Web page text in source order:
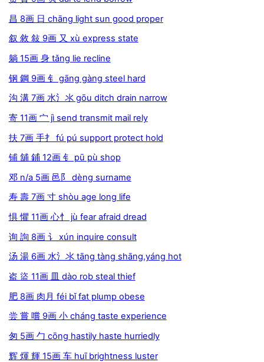
昌 8画 日 chāng light sun good proper
叙 敘 敍 9画 又 xù express state
躺 15画 身 tǎng lie recline
钢 鋼 9画 钅 gāng gàng steel hard
沟 溝 7画 水氵氺 gōu ditch drain narrow
寄 11画 宀 jì send transmit mail rely
扶 7画 手扌 fú pú support protect hold
铺 舖 鋪 12画 钅 pū pù shop
邓 n/a 5画 邑阝 dèng surname
寿 壽 7画 寸 shòu age long life
惧 懼 11画 心忄 jù fear afraid dread
询 詢 8画 讠 xún inquire consult
汤 湯 6画 水氵氺 tāng tàng shāng,yáng hot
盗 盜 11画 皿 dào rob steal thief
肥 8画 肉月 féi bǐ fat plump obese
尝 嘗 嚐 9画 小 cháng taste experience
匆 5画 勹 cōng hastily haste hurriedly
辉 煇 輝 15画 车 huī brightness luster